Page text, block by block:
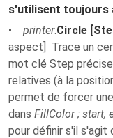
s'utilisent toujours
• printer.Circle
aspect] Trace un
mot clé Step
relatives (à la
permet de forcer
dans FillColor ; start,
pour définir s'il s'agit